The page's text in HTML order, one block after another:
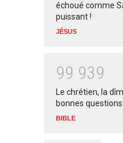
échoué comme
puissant !
JÉSUS
99 939
Le chrétien, la
bonnes
BIBLE